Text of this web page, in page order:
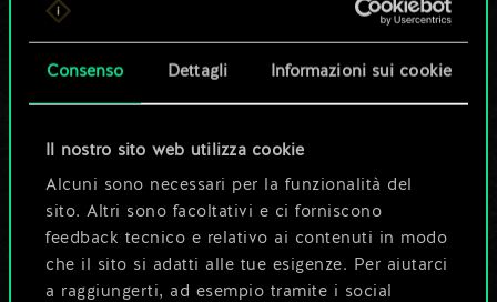
Consenso Dettagli Informazioni sui cookie
Il nostro sito web utilizza cookie
Alcuni sono necessari per la funzionalità del
sito. Altri sono facoltativi e ci forniscono
feedback tecnico e relativo ai contenuti in modo
che il sito si adatti alle tue esigenze. Per aiutarci
a raggiungerti, ad esempio tramite i social
condiviso.
molto altro!
Dai un nome al mazzo e crea una
guida